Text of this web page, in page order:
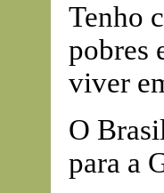
Tenho
pobres
viver
O
para a